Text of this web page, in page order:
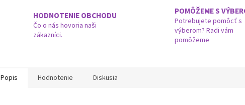
HODNOTENIE OBCHODU
Čo o nás hovoria naši
zákazníci.
POMÔŽEME S
Potrebujete pomôcť s
výberom? Radi vám
pomôžeme
Popis Hodnotenie Diskusia